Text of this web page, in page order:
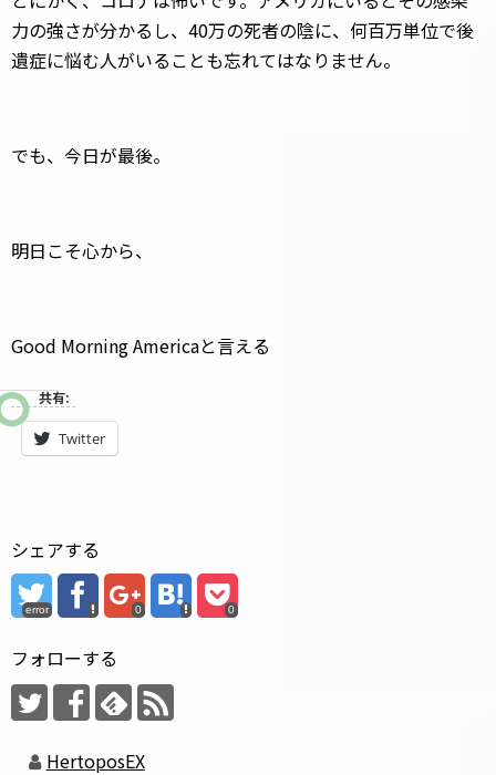
力の強さが分かるし、40万の死者の陰に、何百万単位で後
遺症に悩む人がいることも忘れてはなりません。
でも、今日が最後。
明日こそ心から、
Good Morning Americaと言える
共有:
Twitter
シェアする
error 0 0
フォローする
HertoposEX